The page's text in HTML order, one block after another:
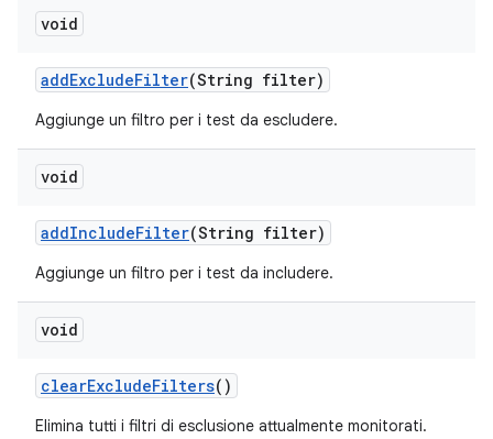
void
addExcludeFilter(String filter)
Aggiunge un filtro per i test da escludere.
void
addIncludeFilter(String filter)
Aggiunge un filtro per i test da includere.
void
clearExcludeFilters()
Elimina tutti i filtri di esclusione attualmente monitorati.